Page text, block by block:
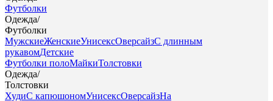
Футболки
Одежда/
Футболки
МужскиеЖенскиеУнисексОверсайзС длинным
рукавомДетские
Футболки полоМайкиТолстовки
Одежда/
Толстовки
ХудиС капюшономУнисексОверсайзНа